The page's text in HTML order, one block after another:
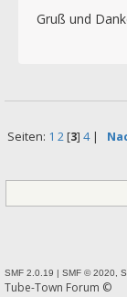
Gruß und
Seiten: 1 2[3] 4|
SMF 2.0.19 | SMF © 2020
Tube-Town Forum ©